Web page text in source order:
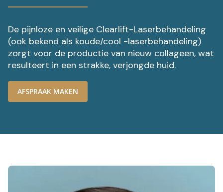
De pijnloze en veilige Clearlift-Laserbehandeling
(ook bekend als koude/cool -laserbehandeling)
zorgt voor de productie van nieuw collageen, wat
resulteert in een strakke, verjongde huid.
AFSPRAAK MAKEN